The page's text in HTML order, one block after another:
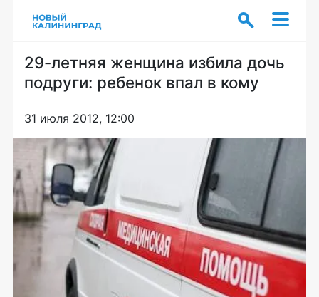
29-летняя женщина избила дочь
подруги: ребенок впал в кому
31 июля 2012, 12:00